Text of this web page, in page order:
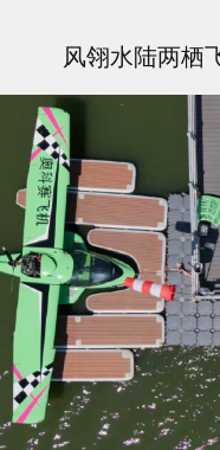
风翎水陆两栖